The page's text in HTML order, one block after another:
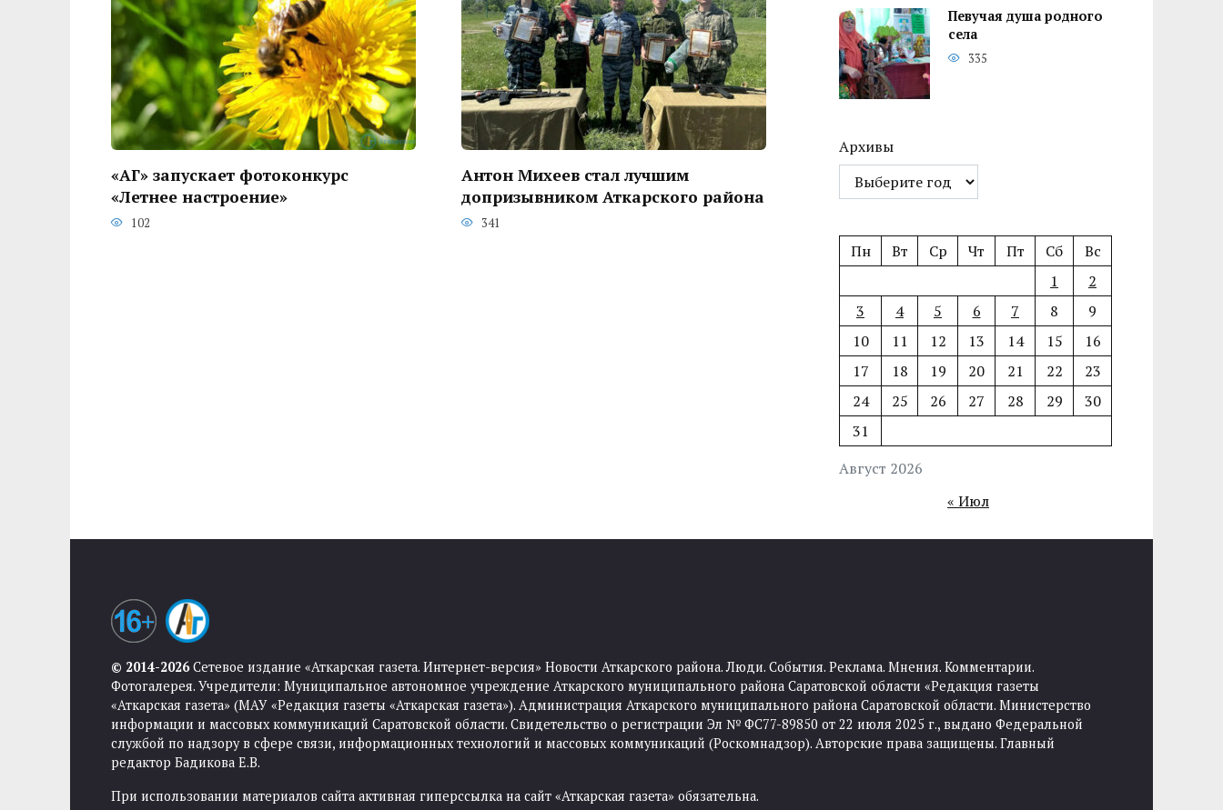
«АГ» запускает фотоконкурс
«Летнее настроение»
102
Антон Михеев стал лучшим
допризывником Аткарского района
341
Певучая душа родного
села
335
Архивы
Август 2026
Пн Вт Ср Чт Пт Сб
Вс
1
2
3
4 5 6 7 8
9
10
11 12 13 14 15
16
17
18 19 20 21 22
23
24
25 26 27 28 29
30
31
« Июл
© 2014-2026Сетевое издание «Аткарская газета. Интернет-версия» Новости Аткарского района. Люди. События. Реклама. Мнения. Комментарии.
Фотогалерея. Учредители: Муниципальное автономное учреждение Аткарского муниципального района Саратовской области «Редакция газеты
«Аткарская газета» (МАУ «Редакция газеты «Аткарская газета»). Администрация Аткарского муниципального района Саратовской области. Министерство
информации и массовых коммуникаций Саратовской области. Свидетельство о регистрации Эл № ФС77-89850 от 22 июля 2025 г., выдано Федеральной
службой по надзору в сфере связи, информационных технологий и массовых коммуникаций (Роскомнадзор). Авторские права защищены. Главный
редактор Бадикова Е.В.
При использовании материалов сайта активная гиперссылка на сайт «Аткарская газета» обязательна.